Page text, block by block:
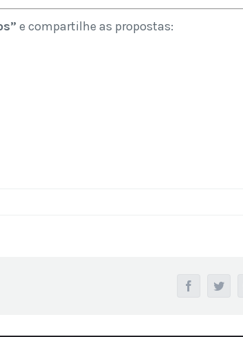
” e compartilhe as propostas:
facebook